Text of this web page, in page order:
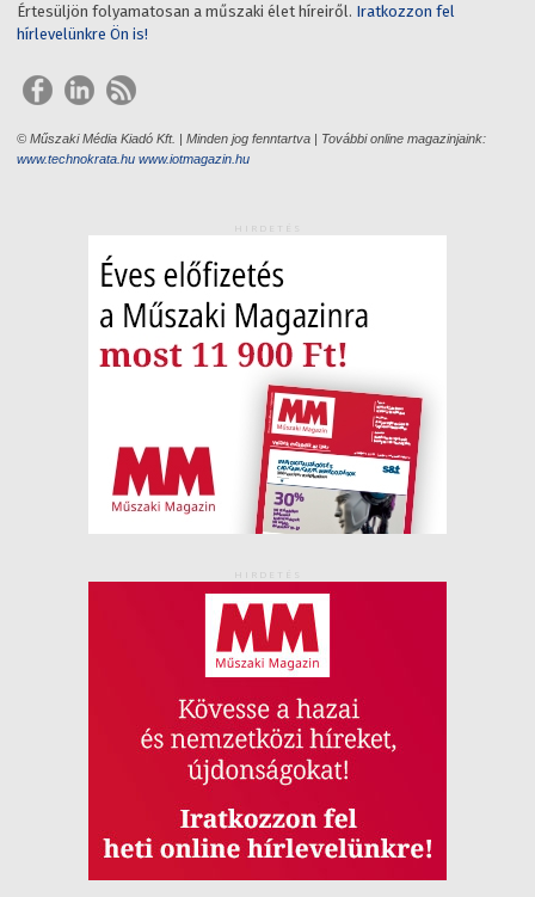
Értesüljön folyamatosan a műszaki élet híreiről. Iratkozzon fel
hírlevelünkre Ön is!
© Műszaki Média Kiadó Kft. | Minden jog fenntartva | További online magazinjaink:
www.technokrata.hu www.iotmagazin.hu
HIRDETÉS
HIRDETÉS